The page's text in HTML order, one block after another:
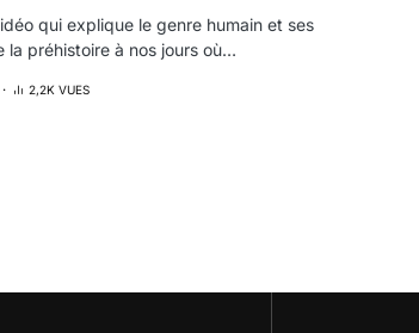
qui explique le genre humain et ses
la préhistoire à nos jours où…
2,2K VUES